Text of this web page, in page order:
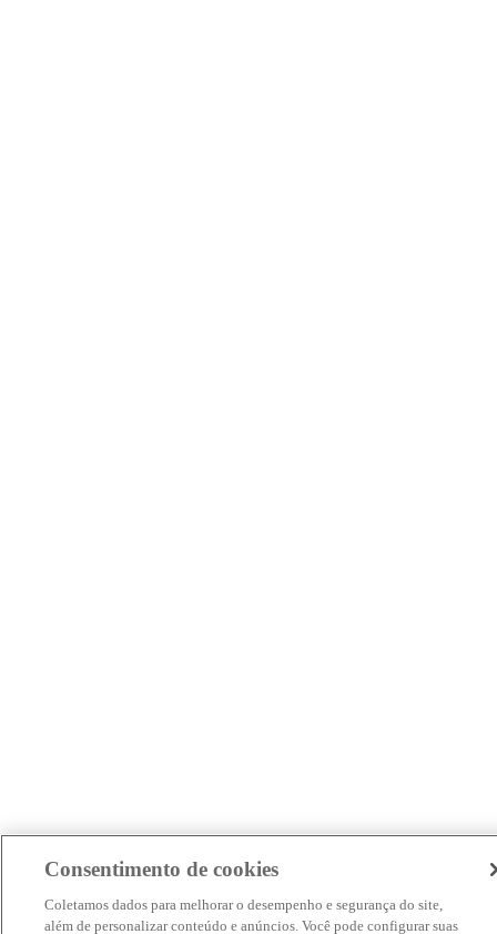
Consentimento de cookies
Coletamos dados para melhorar o desempenho e segurança do site,
além de personalizar conteúdo e anúncios. Você pode configurar suas